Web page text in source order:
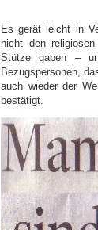
Es gerät leicht in
nicht den
Stütze gaben –
Bezugspersonen,
auch wieder der
bestätigt.